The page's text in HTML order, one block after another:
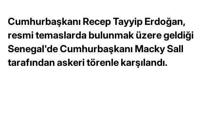
Cumhurbaşkanı Recep Tayyip Erdoğan,
resmi temaslarda bulunmak üzere geldiği
Senegal'de Cumhurbaşkanı Macky Sall
tarafından askeri törenle karşılandı.